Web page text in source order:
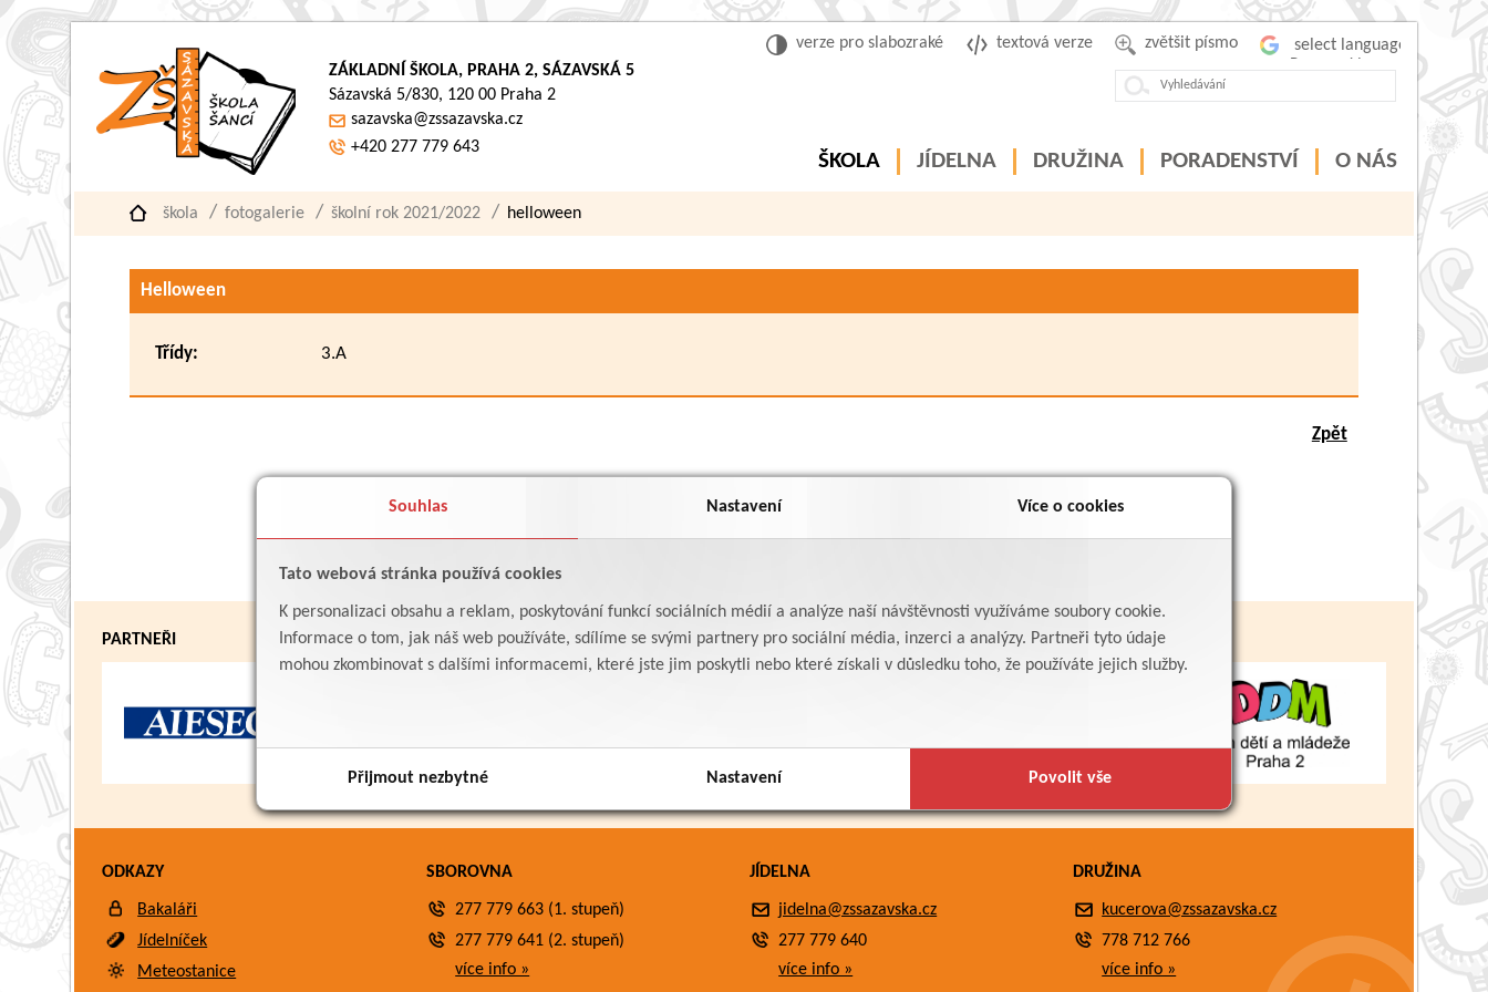
Souhlas Nastavení Více o cookies
Tato webová stránka používá cookies
K personalizaci obsahu a reklam, poskytování funkcí sociálních médií a analýze naší návštěvnosti využíváme soubory cookie.
Informace o tom, jak náš web používáte, sdílíme se svými partnery pro sociální média, inzerci a analýzy. Partneři tyto údaje
mohou zkombinovat s dalšími informacemi, které jste jim poskytli nebo které získali v důsledku toho, že používáte jejich služby.
Přijmout nezbytné Nastavení Povolit vše
zvětšit písmo
textová verze
verze pro slabozraké
ZÁKLADNÍ ŠKOLA, PRAHA 2, SÁZAVSKÁ 5
Sázavská 5/830, 120 00 Praha 2
sazavska@zssazavska.cz
+420 277 779 643
ŠKOLA JÍDELNA DRUŽINA PORADENSTVÍ O NÁS
škola fotogalerie školní rok 2021/2022 helloween
Helloween
Třídy: 3.A
Zpět
PARTNEŘI
ODKAZY
Bakaláři
Jídelníček
Meteostanice
SBOROVNA
277 779 663 (1. stupeň)
277 779 641 (2. stupeň)
více info »
JÍDELNA
jidelna@zssazavska.cz
277 779 640
více info »
DRUŽINA
kucerova@zssazavska.cz
778 712 766
více info »